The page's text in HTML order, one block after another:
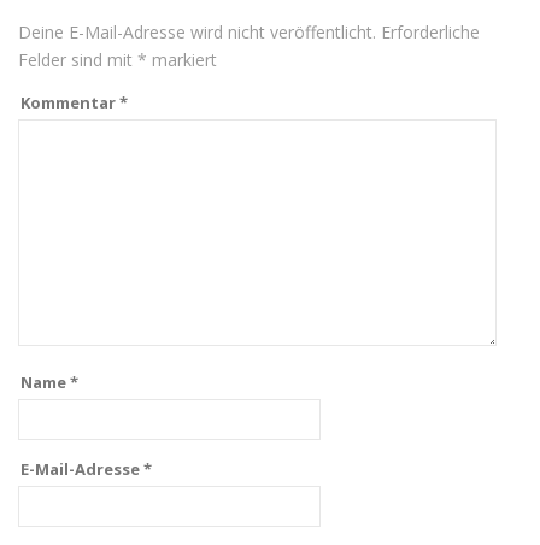
Deine E-Mail-Adresse wird nicht veröffentlicht. Erforderliche
Felder sind mit * markiert
Kommentar*
Name*
E-Mail-Adresse*